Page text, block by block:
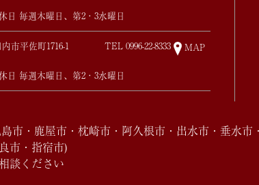
日 毎週木曜日、第2・3水曜日
市平佐町1716-1 TEL 0996-22-8333 MAP
日 毎週木曜日、第2・3水曜日
市・鹿屋市・枕崎市・阿久根市・出水市・垂水
市・指宿市)
談ください